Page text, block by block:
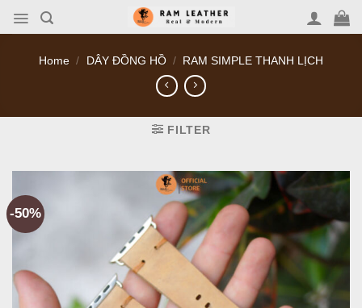
Home / DÂY ĐỒNG HỒ / RAM SIMPLE THANH LỊCH
FILTER
-50%